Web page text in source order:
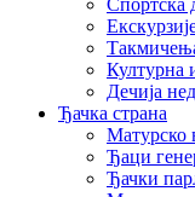
Спортска
Културна
Дечија
Ђачка страна
Матурско
Ђаци
Ђачки